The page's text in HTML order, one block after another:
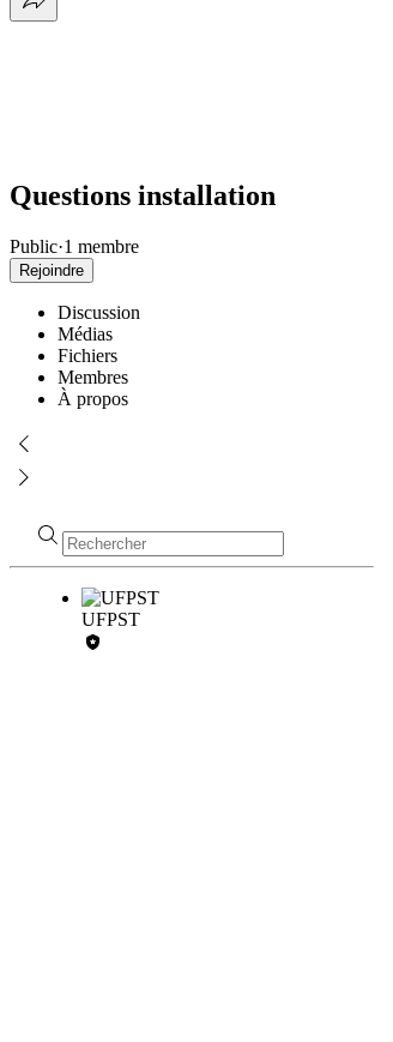
Questions installation
Public·1 membre
Rejoindre
Discussion
Médias
Fichiers
Membres
À propos
UFPST